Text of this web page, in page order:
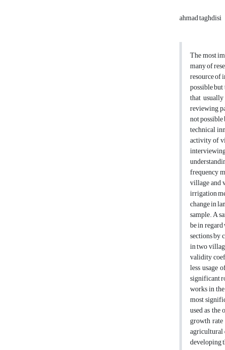
ahmad taghdisi
The most
many of
resource of
possible
that
reviewing
not
technical
activity of
frequency
village and
irrigation
change in
sample. A
be in
sections by
in two
validity
less usage
significant
works in
most
used as
growth
agricultural
developing